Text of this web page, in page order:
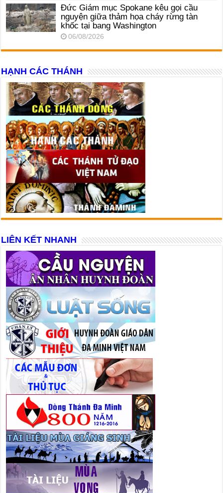
Đức Giám mục Spokane kêu gọi cầu
nguyện giữa thảm họa cháy rừng tàn
khốc tại bang Washington
06/08/2026
HẠNH CÁC THÁNH
LIÊN KẾT NHANH